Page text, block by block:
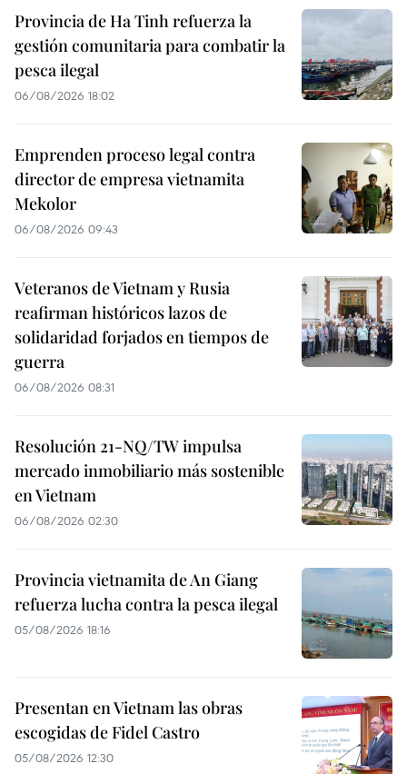
Provincia de Ha Tinh refuerza la
gestión comunitaria para combatir la
pesca ilegal
06/08/2026 18:02
Emprenden proceso legal contra
director de empresa vietnamita
Mekolor
06/08/2026 09:43
Veteranos de Vietnam y Rusia
reafirman históricos lazos de
solidaridad forjados en tiempos de
guerra
06/08/2026 08:31
Resolución 21-NQ/TW impulsa
mercado inmobiliario más sostenible
en Vietnam
06/08/2026 02:30
Provincia vietnamita de An Giang
refuerza lucha contra la pesca ilegal
05/08/2026 18:16
Presentan en Vietnam las obras
escogidas de Fidel Castro
05/08/2026 12:30